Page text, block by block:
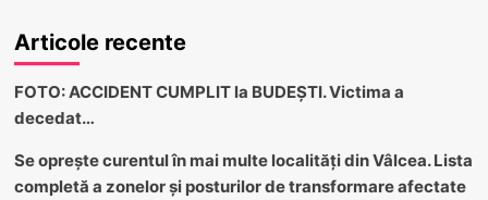
Articole recente
FOTO: ACCIDENT CUMPLIT la BUDEȘTI. Victima a
decedat…
Se oprește curentul în mai multe localități din Vâlcea. Lista
completă a zonelor și posturilor de transformare afectate